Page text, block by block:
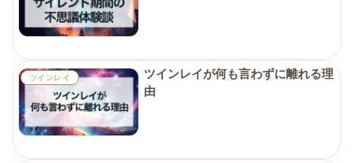
ツインレイ
ツインレイが何も言わずに離れる理
由